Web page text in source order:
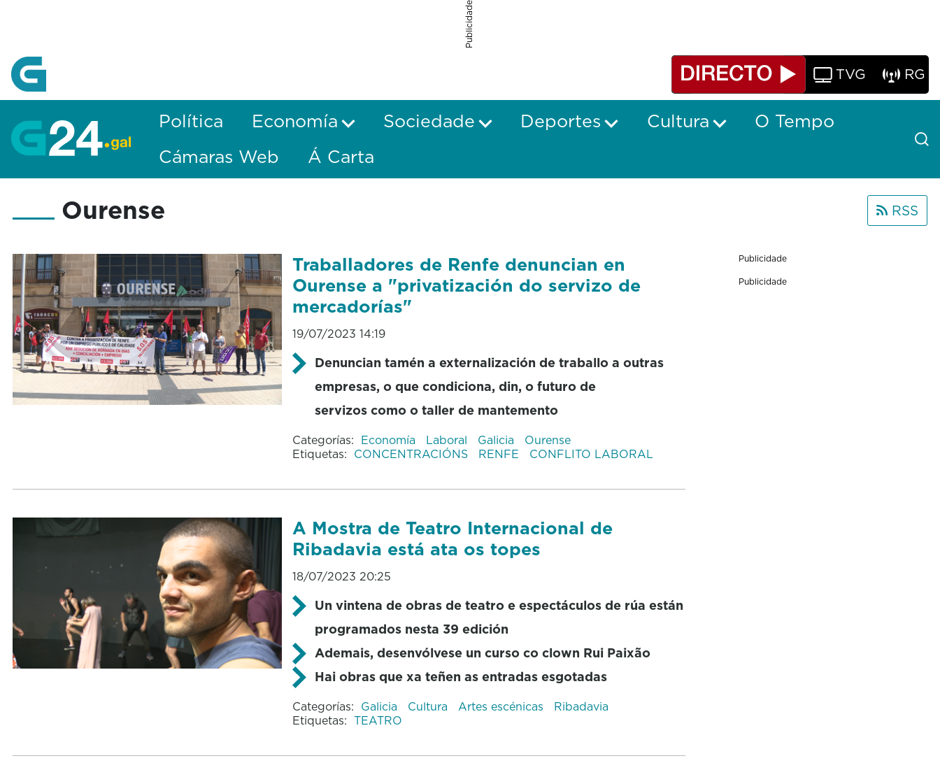
Publicidade
TVG RG
Política Economía Sociedade Deportes Cultura
O Tempo
Cámaras Web
Á Carta
Ourense RSS
Traballadores de Renfe denuncian en
Ourense a "privatización do servizo de
mercadorías"
19/07/2023 14:19
Denuncian tamén a externalización de traballo a outras
empresas, o que condiciona, din, o futuro de
servizos como o taller de mantemento
Categorías: Economía Laboral Galicia
Ourense
Etiquetas: CONCENTRACIÓNS RENFE CONFLITO LABORAL
A Mostra de Teatro Internacional de
Ribadavia está ata os topes
18/07/2023 20:25
Un vintena de obras de teatro e espectáculos de rúa están
programados nesta 39 edición
Ademais, desenvólvese un curso co clown Rui Paixão
Hai obras que xa teñen as entradas esgotadas
Categorías: Galicia Cultura Artes escénicas
Ribadavia
Etiquetas: TEATRO
Publicidade
Publicidade